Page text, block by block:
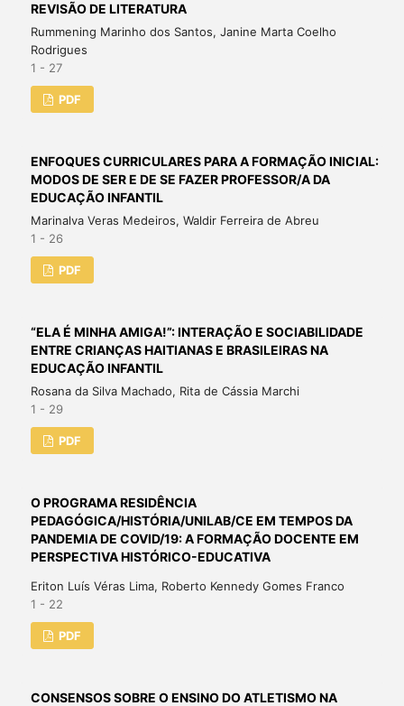
REVISÃO DE LITERATURA
Rummening Marinho dos Santos, Janine Marta Coelho
Rodrigues
1 - 27
PDF
ENFOQUES CURRICULARES PARA A FORMAÇÃO INICIAL:
MODOS DE SER E DE SE FAZER PROFESSOR/A DA
EDUCAÇÃO INFANTIL
Marinalva Veras Medeiros, Waldir Ferreira de Abreu
1 - 26
PDF
“ELA É MINHA AMIGA!”: INTERAÇÃO E SOCIABILIDADE
ENTRE CRIANÇAS HAITIANAS E BRASILEIRAS NA
EDUCAÇÃO INFANTIL
Rosana da Silva Machado, Rita de Cássia Marchi
1 - 29
PDF
O PROGRAMA RESIDÊNCIA
PEDAGÓGICA/HISTÓRIA/UNILAB/CE EM TEMPOS DA
PANDEMIA DE COVID/19: A FORMAÇÃO DOCENTE EM
PERSPECTIVA HISTÓRICO-EDUCATIVA
Eriton Luís Véras Lima, Roberto Kennedy Gomes Franco
1 - 22
PDF
CONSENSOS SOBRE O ENSINO DO ATLETISMO NA